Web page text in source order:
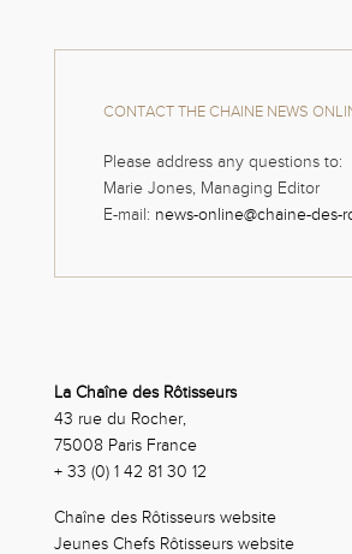
CONTACT THE CHAINE NEWS
Please address any questions to:
Marie Jones, Managing Editor
E-mail: news-online@chaine-des-
La Chaîne des Rôtisseurs
43 rue du Rocher,
75008 Paris France
+ 33 (0) 1 42 81 30 12
Chaîne des Rôtisseurs website
Jeunes Chefs Rôtisseurs website